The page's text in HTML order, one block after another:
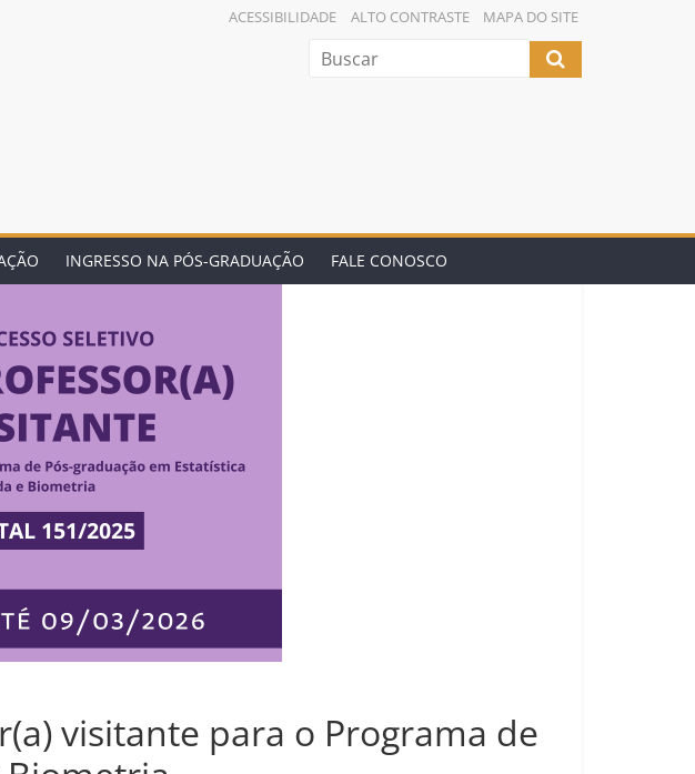
ACESSIBILIDADE ALTO CONTRASTE MAPA DO SITE
INGRESSO NA PÓS-GRADUAÇÃO FALE CONOSCO
visitante para o Programa de